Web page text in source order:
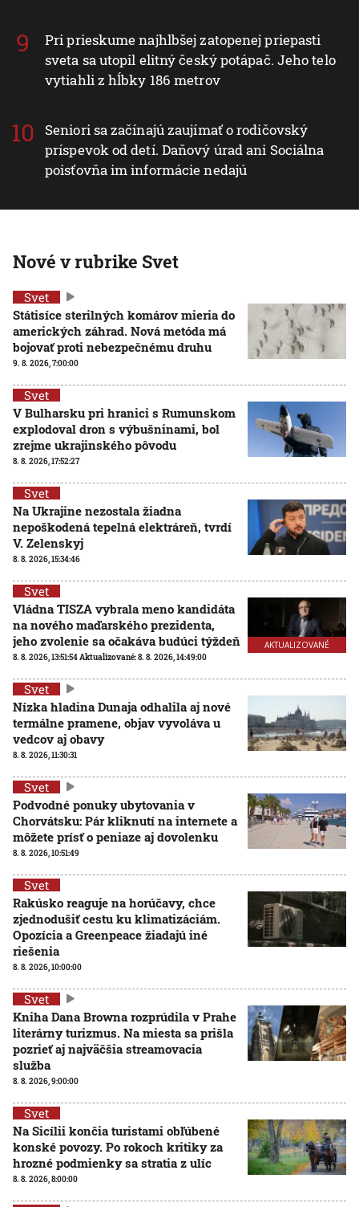
Pri prieskume najhlbšej zatopenej priepasti
sveta sa utopil elitný český potápač. Jeho telo
vytiahli z hĺbky 186 metrov
Seniori sa začínajú zaujímať o rodičovský
príspevok od detí. Daňový úrad ani Sociálna
poisťovňa im informácie nedajú
Nové v rubrike Svet
Svet
Státisíce sterilných komárov mieria do
amerických záhrad. Nová metóda má
bojovať proti nebezpečnému druhu
9. 8. 2026, 7:00:00
Svet
V Bulharsku pri hranici s Rumunskom
explodoval dron s výbušninami, bol
zrejme ukrajinského pôvodu
8. 8. 2026, 17:52:27
Svet
Na Ukrajine nezostala žiadna
nepoškodená tepelná elektráreň, tvrdí
V. Zelenskyj
8. 8. 2026, 15:34:46
AKTUALIZOVANÉ
Svet
Vládna TISZA vybrala meno kandidáta
na nového maďarského prezidenta,
jeho zvolenie sa očakáva budúci týždeň
8. 8. 2026, 13:51:54Aktualizované:8. 8. 2026, 14:49:00
Svet
Nízka hladina Dunaja odhalila aj nové
termálne pramene, objav vyvoláva u
vedcov aj obavy
8. 8. 2026, 11:30:31
Svet
Podvodné ponuky ubytovania v
Chorvátsku: Pár kliknutí na internete a
môžete prísť o peniaze aj dovolenku
8. 8. 2026, 10:51:49
Svet
Rakúsko reaguje na horúčavy, chce
zjednodušiť cestu ku klimatizáciám.
Opozícia a Greenpeace žiadajú iné
riešenia
8. 8. 2026, 10:00:00
Svet
Kniha Dana Browna rozprúdila v Prahe
literárny turizmus. Na miesta sa prišla
pozrieť aj najväčšia streamovacia
služba
8. 8. 2026, 9:00:00
Svet
Na Sicílii končia turistami obľúbené
konské povozy. Po rokoch kritiky za
hrozné podmienky sa stratia z ulíc
8. 8. 2026, 8:00:00